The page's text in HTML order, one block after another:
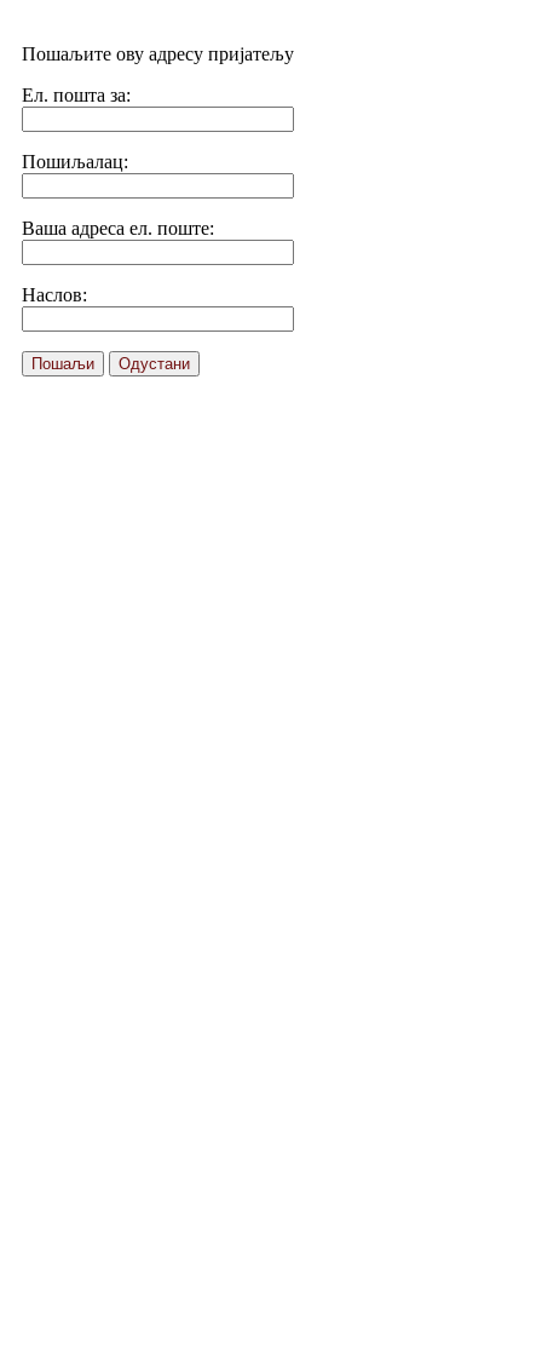
Пошаљите ову адресу пријатељу
Ел. пошта за:
Пошиљалац:
Ваша адреса ел. поште:
Наслов:
Пошаљи Одустани